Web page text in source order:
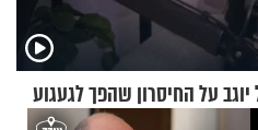
על החיסרון שהפך לגעגוע